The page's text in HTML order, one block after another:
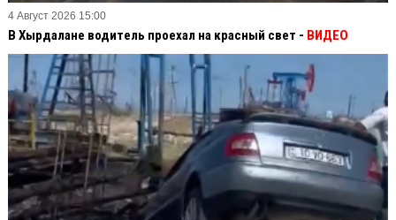
4 Август 2026 15:00
В Хырдалане водитель проехал на красный свет - ВИДЕО